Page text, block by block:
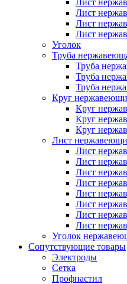
Лист
Лист
Лист
Лист
Уголок
Труба
Труба
Труба
Труба
Круг
Круг
Круг
Круг
Лист
Лист
Лист
Лист
Лист
Лист
Лист
Лист
Лист
Уголок
Cопутствующие товары
Электроды
Сетка
Профнастил